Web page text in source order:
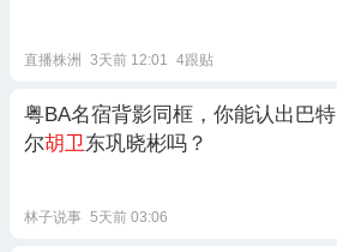
直播株洲 3天前 12:01 4跟贴
粤BA名宿背影同框，你能认出巴特
尔胡卫东巩晓彬吗？
林子说事 5天前 03:06